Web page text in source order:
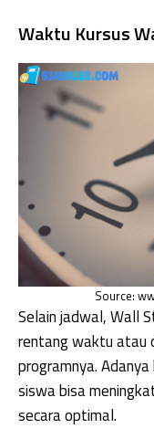
Waktu Kursus
Source:
Selain jadwal, Wall
rentang waktu atau
programnya.
siswa bisa
secara optimal.